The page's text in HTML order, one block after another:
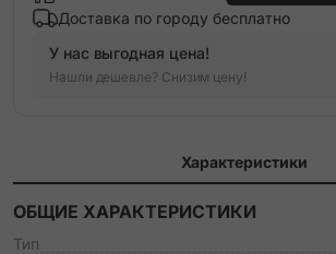
Доставка по городу бесплатно
У нас выгодная цена!
Нашли дешевле? Снизим цену!
Характеристики
ОБЩИЕ ХАРАКТЕРИСТИКИ
Тип